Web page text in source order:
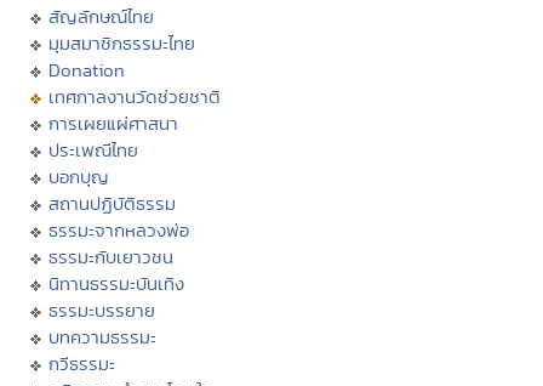
สัญลักษณ์ไทย
มุมสมาชิกธรรมะไทย
Donation
เทศกาลงานวัดช่วยชาติ
การเผยแผ่ศาสนา
ประเพณีไทย
บอกบุญ
สถานปฏิบัติธรรม
ธรรมะจากหลวงพ่อ
ธรรมะกับเยาวชน
นิทานธรรมะบันเทิง
ธรรมะบรรยาย
บทความธรรมะ
กวีธรรมะ